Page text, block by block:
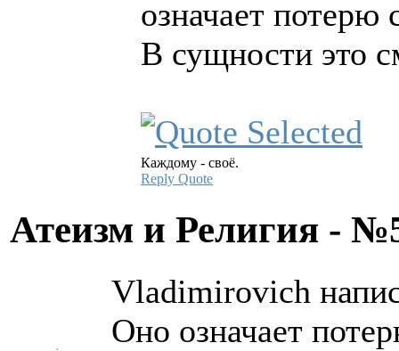
означает
В сущности это
Каждому - своё.
Reply Quote
Атеизм и Религия -
Vladimirovich
Оно означает